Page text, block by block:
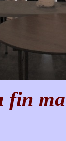
fin